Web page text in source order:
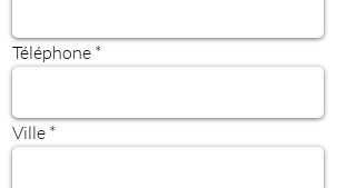
Téléphone
Ville